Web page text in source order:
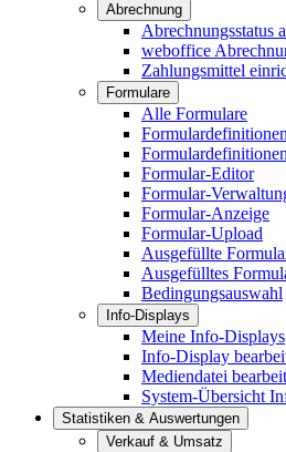
Abrechnung
Abrechnungsstatus
weboffice
Zahlungsmittel
Formulare
Alle Formulare
Formulardefinitionen
Formular-Editor
Formular-
Formular-Anzeige
Formular-Upload
Ausgefüllte
Ausgefülltes
Bedingungsauswahl
Info-Displays
Meine Info-Displays
Info-Display
Mediendatei
System-Übersicht
Statistiken & Auswertungen
Verkauf & Umsatz